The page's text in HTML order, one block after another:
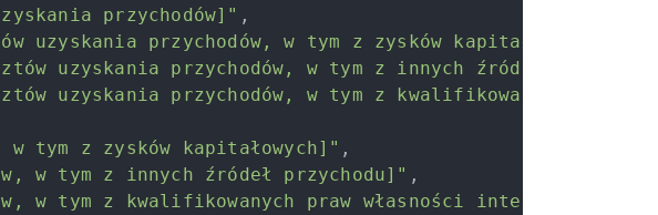
przychodów]" ,
uzyskania przychodów, w tym z zysków kapitałowych]"
uzyskania przychodów, w tym z innych źródeł
uzyskania przychodów, w tym z kwalifikowanych praw
w tym z zysków kapitałowych]" ,
w tym z innych źródeł przychodu]" ,
w tym z kwalifikowanych praw własności intelektualnej]"